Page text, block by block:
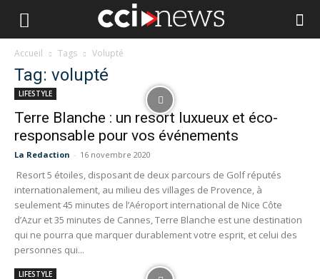
Accueil Tags Volupté
Tag: volupté
LIFESTYLE
Terre Blanche : un resort luxueux et éco-
responsable pour vos événements
La Redaction - 16 novembre 2020
Resort 5 étoiles, disposant de deux parcours de Golf réputés
internationalement, au milieu des villages de Provence, à
seulement 45 minutes de l’Aéroport international de Nice Côte
d’Azur et 35 minutes de Cannes, Terre Blanche est une destination
qui ne pourra que marquer durablement votre esprit, et celui des
personnes qui...
LIFESTYLE